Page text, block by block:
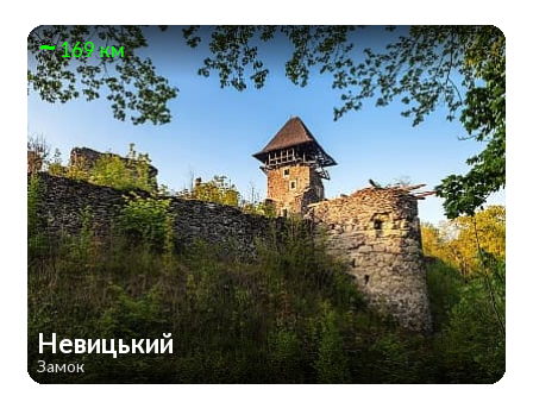
169 км
Невицький
Замок